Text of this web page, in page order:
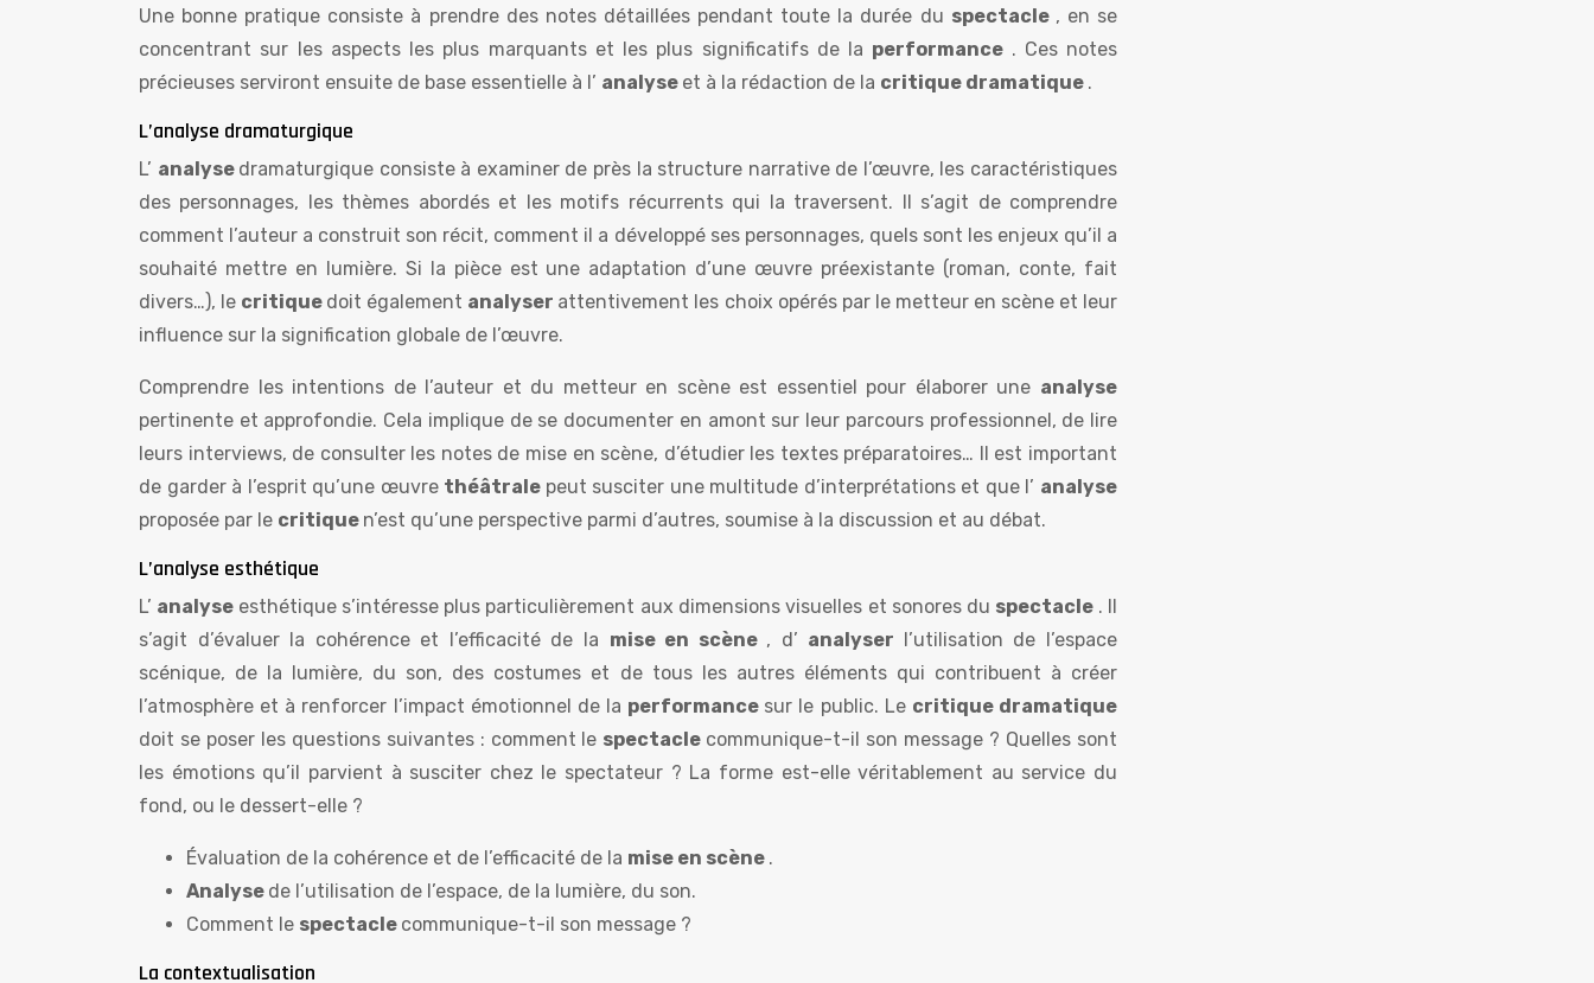
Une bonne pratique consiste à prendre des notes détaillées pendant toute la durée du spectacle , en se
concentrant sur les aspects les plus marquants et les plus significatifs de la performance . Ces notes
précieuses serviront ensuite de base essentielle à l’ analyse et à la rédaction de la critique dramatique .
L’analyse dramaturgique
L’ analyse dramaturgique consiste à examiner de près la structure narrative de l’œuvre, les caractéristiques
des personnages, les thèmes abordés et les motifs récurrents qui la traversent. Il s’agit de comprendre
comment l’auteur a construit son récit, comment il a développé ses personnages, quels sont les enjeux qu’il a
souhaité mettre en lumière. Si la pièce est une adaptation d’une œuvre préexistante (roman, conte, fait
divers…), le critique doit également analyser attentivement les choix opérés par le metteur en scène et leur
influence sur la signification globale de l’œuvre.
Comprendre les intentions de l’auteur et du metteur en scène est essentiel pour élaborer une analyse
pertinente et approfondie. Cela implique de se documenter en amont sur leur parcours professionnel, de lire
leurs interviews, de consulter les notes de mise en scène, d’étudier les textes préparatoires… Il est important
de garder à l’esprit qu’une œuvre théâtrale peut susciter une multitude d’interprétations et que l’ analyse
proposée par le critique n’est qu’une perspective parmi d’autres, soumise à la discussion et au débat.
L’analyse esthétique
L’ analyse esthétique s’intéresse plus particulièrement aux dimensions visuelles et sonores du spectacle . Il
s’agit d’évaluer la cohérence et l’efficacité de la mise en scène , d’ analyser l’utilisation de l’espace
scénique, de la lumière, du son, des costumes et de tous les autres éléments qui contribuent à créer
l’atmosphère et à renforcer l’impact émotionnel de la performance sur le public. Le critique dramatique
doit se poser les questions suivantes : comment le spectacle communique-t-il son message ? Quelles sont
les émotions qu’il parvient à susciter chez le spectateur ? La forme est-elle véritablement au service du
fond, ou le dessert-elle ?
Évaluation de la cohérence et de l’efficacité de la mise en scène .
Analyse de l’utilisation de l’espace, de la lumière, du son.
Comment le spectacle communique-t-il son message ?
La contextualisation